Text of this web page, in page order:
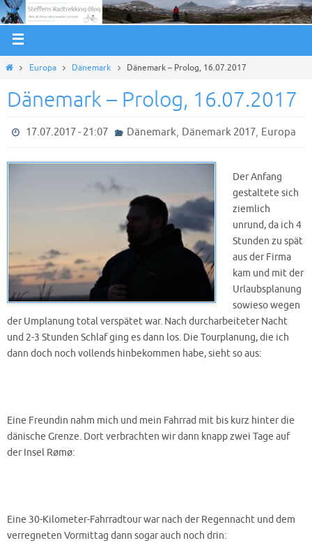
Europa Dänemark Dänemark – Prolog, 16.07.2017
Dänemark – Prolog, 16.07.2017
17.07.2017 - 21:07 Dänemark, Dänemark 2017, Europa
Der Anfang
gestaltete sich
ziemlich
unrund, da ich 4
Stunden zu spät
aus der Firma
kam und mit der
Urlaubsplanung
sowieso wegen
der Umplanung total verspätet war. Nach durcharbeiteter Nacht
und 2-3 Stunden Schlaf ging es dann los. Die Tourplanung, die ich
dann doch noch vollends hinbekommen habe, sieht so aus:
Eine Freundin nahm mich und mein Fahrrad mit bis kurz hinter die
dänische Grenze. Dort verbrachten wir dann knapp zwei Tage auf
der Insel Rømø:
Eine 30-Kilometer-Fahrradtour war nach der Regennacht und dem
verregneten Vormittag dann sogar auch noch drin: